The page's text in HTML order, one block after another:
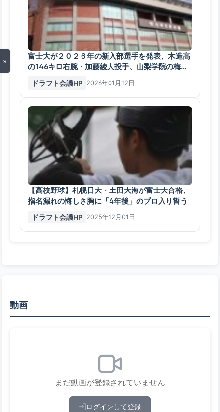
»
富士大が２０２６年の新入部選手を発表、木造高
の146キロ右腕・加藤綾人投手、山梨学院の梅村
団選手など
ドラフト会議HP 2026年01月12日
【高校野球】札幌日大・土田大海が富士大合格、
指名漏れの悔しさ胸に「4年後」のプロ入り誓う
ドラフト会議HP 2025年12月01日
動画
まだ動画が登録されていません
ログインして登録